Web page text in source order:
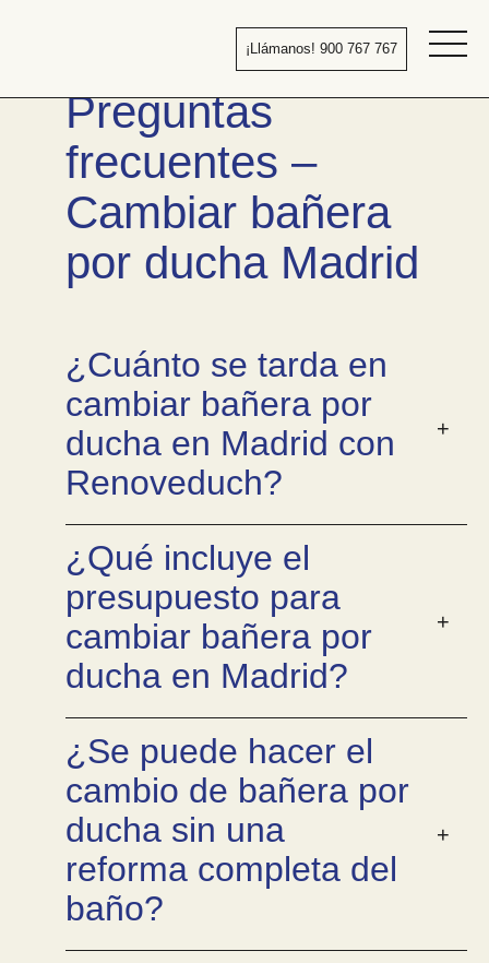
por
ducha
¡Llámanos! 900 767 767
Preguntas
frecuentes –
Cambiar bañera
por ducha Madrid
¿Cuánto se tarda en
cambiar bañera por
ducha en Madrid con
Renoveduch?
¿Qué incluye el
presupuesto para
cambiar bañera por
ducha en Madrid?
¿Se puede hacer el
cambio de bañera por
ducha sin una
reforma completa del
baño?